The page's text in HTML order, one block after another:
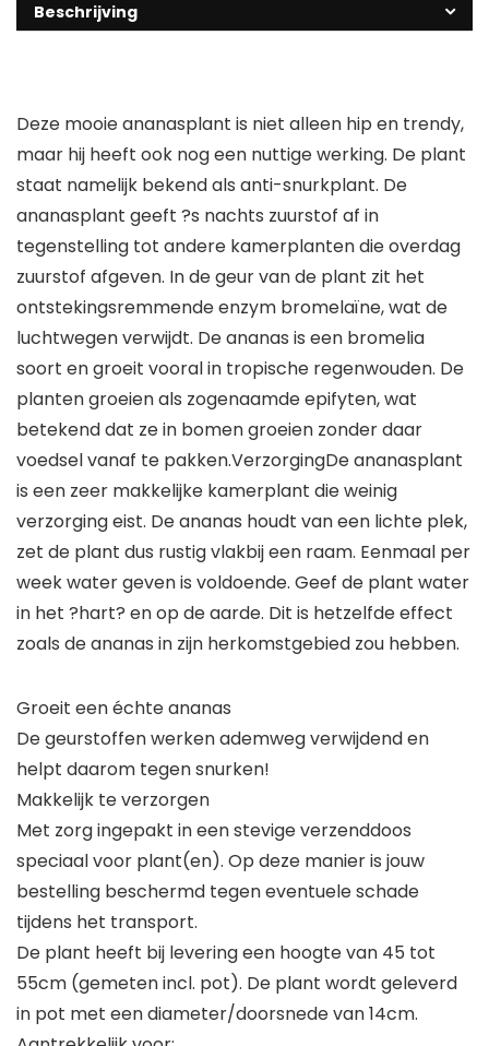
Beschrijving
Deze mooie ananasplant is niet alleen hip en trendy,
maar hij heeft ook nog een nuttige werking. De plant
staat namelijk bekend als anti-snurkplant. De
ananasplant geeft ?s nachts zuurstof af in
tegenstelling tot andere kamerplanten die overdag
zuurstof afgeven. In de geur van de plant zit het
ontstekingsremmende enzym bromelaïne, wat de
luchtwegen verwijdt. De ananas is een bromelia
soort en groeit vooral in tropische regenwouden. De
planten groeien als zogenaamde epifyten, wat
betekend dat ze in bomen groeien zonder daar
voedsel vanaf te pakken.VerzorgingDe ananasplant
is een zeer makkelijke kamerplant die weinig
verzorging eist. De ananas houdt van een lichte plek,
zet de plant dus rustig vlakbij een raam. Eenmaal per
week water geven is voldoende. Geef de plant water
in het ?hart? en op de aarde. Dit is hetzelfde effect
zoals de ananas in zijn herkomstgebied zou hebben.
Groeit een échte ananas
De geurstoffen werken ademweg verwijdend en
helpt daarom tegen snurken!
Makkelijk te verzorgen
Met zorg ingepakt in een stevige verzenddoos
speciaal voor plant(en). Op deze manier is jouw
bestelling beschermd tegen eventuele schade
tijdens het transport.
De plant heeft bij levering een hoogte van 45 tot
55cm (gemeten incl. pot). De plant wordt geleverd
in pot met een diameter/doorsnede van 14cm.